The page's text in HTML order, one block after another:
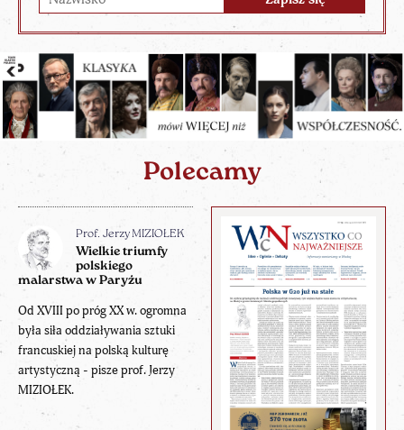
Polecamy
Prof. Jerzy MIZIOŁEK
Wielkie triumfy
polskiego
malarstwa w Paryżu
Od XVIII po próg XX w. ogromna
była siła oddziaływania sztuki
francuskiej na polską kulturę
artystyczną - pisze prof. Jerzy
MIZIOŁEK.